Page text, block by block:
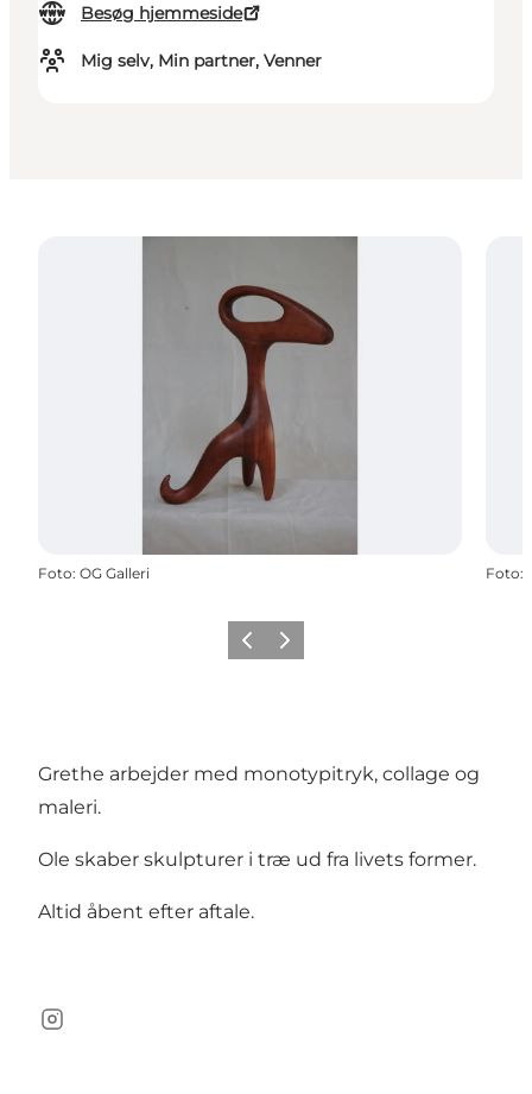
Besøg hjemmeside
Mig selv, Min partner, Venner
Foto: OG Galleri Foto:
Forrige billede
Næste billede
Grethe arbejder med monotypitryk, collage og
maleri.
Ole skaber skulpturer i træ ud fra livets former.
Altid åbent efter aftale.
Instagram